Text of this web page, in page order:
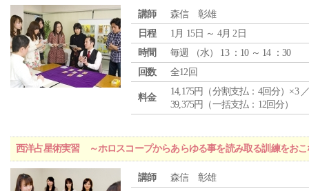
講師
森信 彰雄
日程
1月 15日 ～ 4月 2日
時間
毎週 （水） 13 ：10 ～ 14 ：30
回数
全12回
料金
14,175円（分割支払：4回分）×3
39,375円（一括支払：12回分）
西洋占星術実習 ～ホロスコープからあらゆる事を読み取る訓練をおこ
講師
森信 彰雄